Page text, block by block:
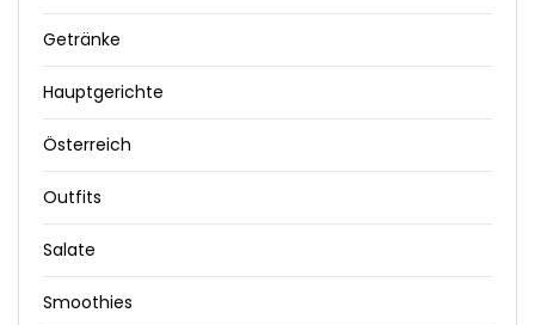
Getränke
Hauptgerichte
Österreich
Outfits
Salate
Smoothies